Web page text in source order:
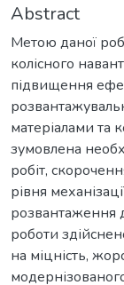
Abstract
Метою даної
колісного
підвищення
матеріалами та
зумовлена
робіт,
рівня
розвантаження
роботи
на міцність,